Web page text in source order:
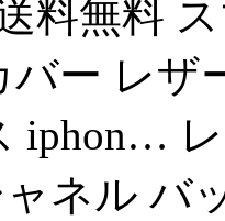
料無料
ー レザ
iphon…
ネル バ